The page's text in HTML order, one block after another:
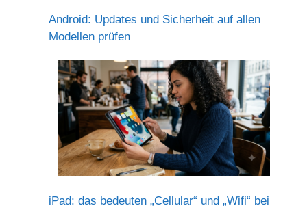
Android: Updates und Sicherheit auf allen
Modellen prüfen
iPad: das bedeuten „Cellular“ und „Wifi“ bei